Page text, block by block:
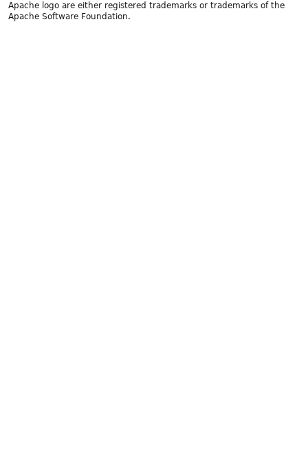
Apache logo are either registered trademarks or trademarks of the
Apache Software Foundation.